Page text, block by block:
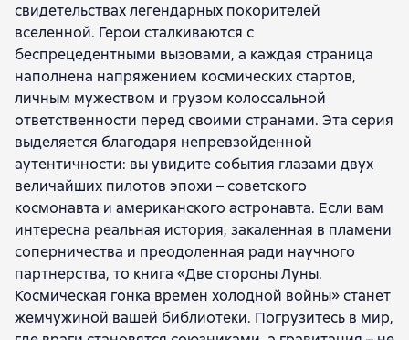
свидетельствах легендарных покорителей
вселенной. Герои сталкиваются с
беспрецедентными вызовами, а каждая страница
наполнена напряжением космических стартов,
личным мужеством и грузом колоссальной
ответственности перед своими странами. Эта серия
выделяется благодаря непревзойденной
аутентичности: вы увидите события глазами двух
величайших пилотов эпохи – советского
космонавта и американского астронавта. Если вам
интересна реальная история, закаленная в пламени
соперничества и преодоленная ради научного
партнерства, то книга «Две стороны Луны.
Космическая гонка времен холодной войны» станет
жемчужиной вашей библиотеки. Погрузитесь в мир,